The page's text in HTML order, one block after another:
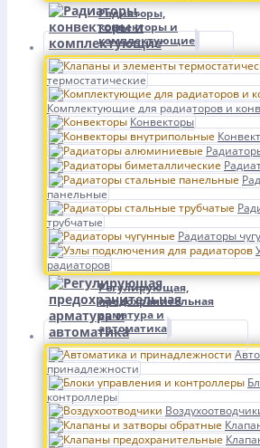
Радиаторы,
конвекторы и
комплектующие
термостатические
Комплектующие для радиаторов и
Конвекторы
панельные
трубчатые
Радиаторы
радиаторов
Регулирующая,
предохранительная
арматура и
автоматика
принадлежности
контроллеры